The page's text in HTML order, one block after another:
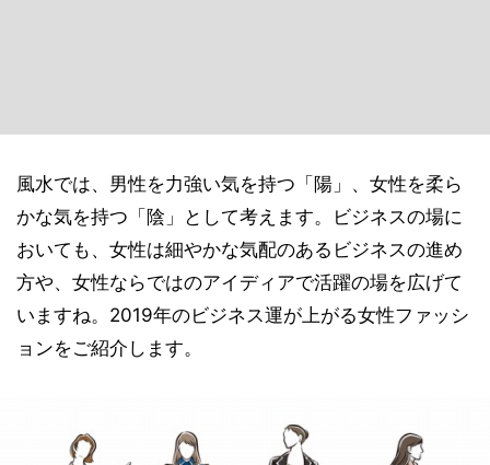
風水では、男性を力強い気を持つ「陽」、女性を柔ら
かな気を持つ「陰」として考えます。ビジネスの場に
おいても、女性は細やかな気配のあるビジネスの進め
方や、女性ならではのアイディアで活躍の場を広げて
いますね。2019年のビジネス運が上がる女性ファッシ
ョンをご紹介します。